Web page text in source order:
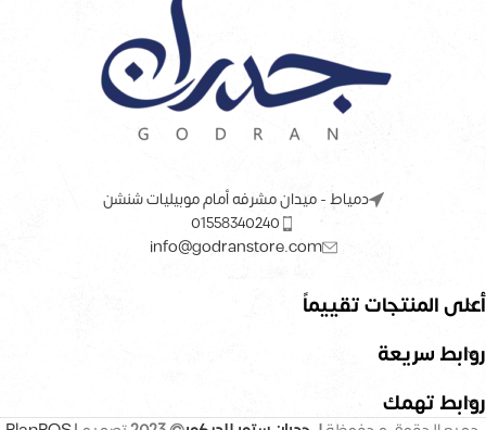
دمياط - ميدان مشرفه أمام موبيليات شنشن
01558340240
info@godranstore.com
أعلى المنتجات تقييماً
روابط سريعة
روابط تهمك